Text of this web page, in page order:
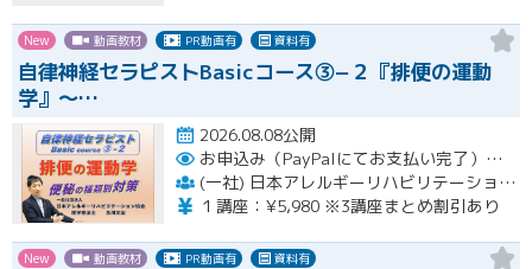
New 動画教材 PR動画有 資料有
自律神経セラピストBasicコース③−２『排便の運動
学』〜…
2026.08.08公開
お申込み（PayPalにてお支払い完了）後にメール or LINEオープンチャットより、アーカイブ視聴の際に必要なリンクをお送りいたします。
(一社) 日本アレルギーリハビリテーション協会
１講座：¥5,980 ※3講座まとめ割引あり
New 動画教材 PR動画有 資料有